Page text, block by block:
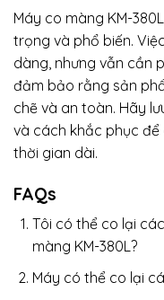
Máy co màng KM-
trọng và phổ biến.
dàng, nhưng vẫn cần
đảm bảo rằng sản
chẽ và an toàn. Hãy
và cách khắc phục
thời gian dài.
FAQs
Tôi có thể co lại
màng KM-380L?
Máy có thể co lại